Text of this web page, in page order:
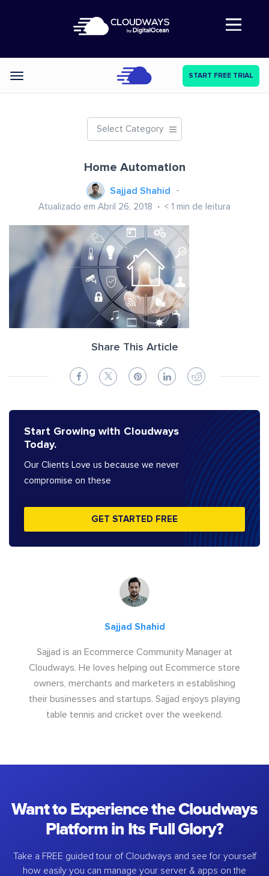
Abre a navegação
Categories START FREE TRIAL
Select Category
Home Automation
Sajjad Shahid
Atualizado em Abril 26, 2018 < 1 min de leitura
Share This Article
Start Growing with Cloudways
Today.
Our Clients Love us because we never
compromise on these
GET STARTED FREE
Sajjad Shahid
Sajjad is an Ecommerce Community Manager at
Cloudways. He loves helping out Ecommerce store
owners, merchants and marketers in establishing
their businesses and startups. Sajjad enjoys playing
table tennis and cricket over the weekend.
Want to Experience the Cloudways
Platform in Its Full Glory?
Take a FREE guided tour of Cloudways and see for yourself
how easily you can manage your server & apps on the